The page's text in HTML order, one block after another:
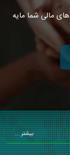
مالی شما مایه
بیشتر ...